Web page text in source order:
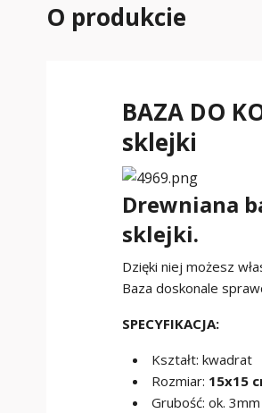
O produkcie
BAZA DO
sklejki
Drewniana
sklejki.
Dzięki niej możesz
Baza doskonale
SPECYFIKACJA:
Kształt: kwadrat
Rozmiar: 15x15
Grubość: ok. 3mm